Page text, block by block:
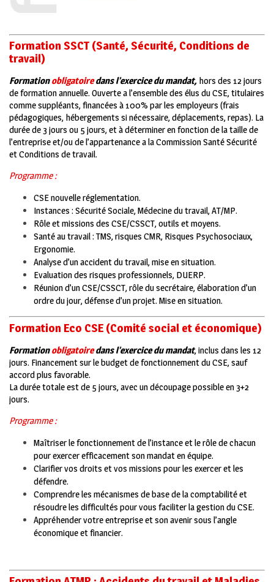
Formation SSCT (Santé, Sécurité, Conditions de
travail)
Formationobligatoiredans l’exercice du mandat, hors des 12 jours
de formation annuelle. Ouverte a l’ensemble des élus du CSE, titulaires
comme suppléants, financées à 100% par les employeurs (frais
pédagogiques, hébergements si nécessaire, déplacements, repas). La
durée de 3 jours ou 5 jours, et à déterminer en fonction de la taille de
l’entreprise et/ou de l’appartenance a la Commission Santé Sécurité
et Conditions de travail.
Programme :
CSE nouvelle réglementation.
Instances : Sécurité Sociale, Médecine du travail, AT/MP.
Rôle et missions des CSE/CSSCT, outils et moyens.
Santé au travail : TMS, risques CMR, Risques Psychosociaux,
Ergonomie.
Analyse d’un accident du travail, mise en situation.
Evaluation des risques professionnels, DUERP.
Réunion d’un CSE/CSSCT, rôle du secrétaire, élaboration d’un
ordre du jour, défense d’un projet. Mise en situation.
Formation Eco CSE (Comité social et économique)
Formationobligatoiredans l’exercice du mandat, inclus dans les 12
jours. Financement sur le budget de fonctionnement du CSE, sauf
accord plus favorable.
La durée totale est de 5 jours, avec un découpage possible en 3+2
jours.
Programme :
Maîtriser le fonctionnement de l’instance et le rôle de chacun
pour exercer efficacement son mandat en équipe.
Clarifier vos droits et vos missions pour les exercer et les
défendre.
Comprendre les mécanismes de base de la comptabilité et
résoudre les difficultés pour vous faciliter la gestion du CSE.
Appréhender votre entreprise et son avenir sous l’angle
économique et financier.